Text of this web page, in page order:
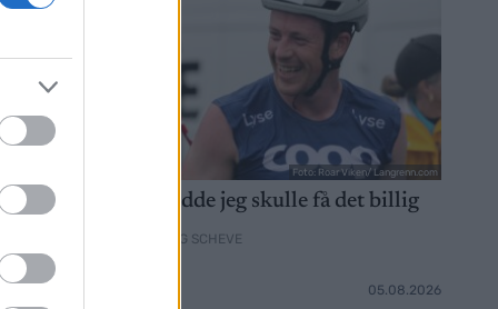
Foto: Roar Viken/ Langrenn.com
– Jeg trodde jeg skulle få det billig
AV INGEBORG SCHEVE
05.08.2026